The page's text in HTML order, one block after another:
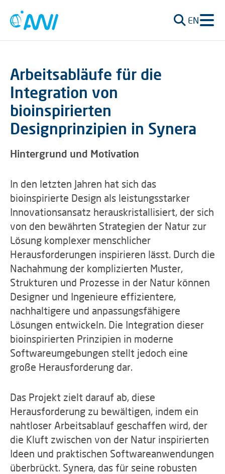
EN
Arbeitsabläufe für die
Integration von
bioinspirierten
Designprinzipien in Synera
Hintergrund und Motivation
In den letzten Jahren hat sich das
bioinspirierte Design als leistungsstarker
Innovationsansatz herauskristallisiert, der sich
von den bewährten Strategien der Natur zur
Lösung komplexer menschlicher
Herausforderungen inspirieren lässt. Durch die
Nachahmung der komplizierten Muster,
Strukturen und Prozesse in der Natur können
Designer und Ingenieure effizientere,
nachhaltigere und anpassungsfähigere
Lösungen entwickeln. Die Integration dieser
bioinspirierten Prinzipien in moderne
Softwareumgebungen stellt jedoch eine
große Herausforderung dar.
Das Projekt zielt darauf ab, diese
Herausforderung zu bewältigen, indem ein
nahtloser Arbeitsablauf geschaffen wird, der
die Kluft zwischen von der Natur inspirierten
Ideen und praktischen Softwareanwendungen
überbrückt. Synera, das für seine robusten